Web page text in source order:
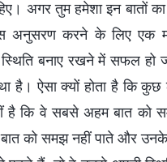
अगर तुम हमेशा इन बातों
अनुसरण करने के लिए एक
बनाए रखने में सफल
ऐसा क्यों होता है कि कुछ
कि वे सबसे अहम बात को
को समझ नहीं पाते और उनके